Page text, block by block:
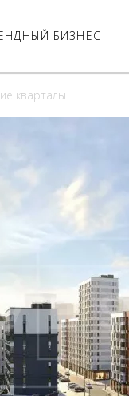
БИЗНЕС
кварталы